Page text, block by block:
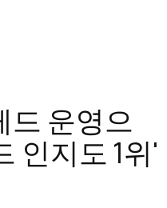
드 운영으
인지도 1위'